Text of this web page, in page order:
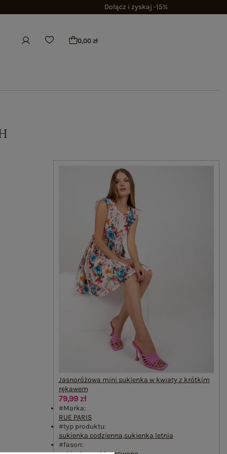
Dołącz i zyskaj -15%
0,00 zł
Jasnoróżowa mini sukienka w kwiaty z krótkim
rękawem
79,99 zł
#Marka:
RUE PARIS
#typ produktu:
sukienka codzienna,sukienka letnia
#fason: